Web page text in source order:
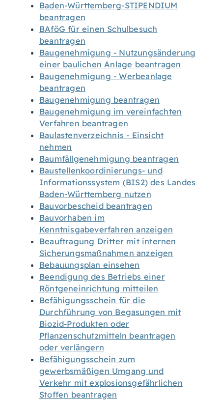
Baden-Württemberg-STIPENDIUM
beantragen
BAföG für einen Schulbesuch
beantragen
Baugenehmigung - Nutzungsänderung
einer baulichen Anlage beantragen
Baugenehmigung - Werbeanlage
beantragen
Baugenehmigung beantragen
Baugenehmigung im vereinfachten
Verfahren beantragen
Baulastenverzeichnis - Einsicht
nehmen
Baumfällgenehmigung beantragen
Baustellenkoordinierungs- und
Informationssystem (BIS2) des Landes
Baden-Württemberg nutzen
Bauvorbescheid beantragen
Bauvorhaben im
Kenntnisgabeverfahren anzeigen
Beauftragung Dritter mit internen
Sicherungsmaßnahmen anzeigen
Bebauungsplan einsehen
Beendigung des Betriebs einer
Röntgeneinrichtung mitteilen
Befähigungsschein für die
Durchführung von Begasungen mit
Biozid-Produkten oder
Pflanzenschutzmitteln beantragen
oder verlängern
Befähigungsschein zum
gewerbsmäßigen Umgang und
Verkehr mit explosionsgefährlichen
Stoffen beantragen